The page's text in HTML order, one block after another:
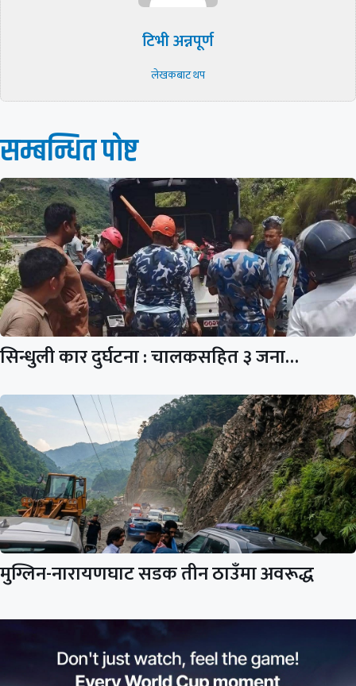
टिभी अन्नपूर्ण
लेखकबाट थप
सम्बन्धित पाेष्ट
सिन्धुली कार दुर्घटना : चालकसहित ३ जना…
मुग्लिन-नारायणघाट सडक तीन ठाउँमा अवरूद्ध